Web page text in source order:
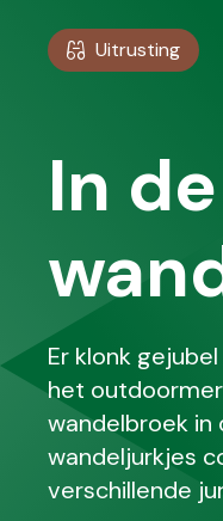
Uitrusting
In
Er klonk
het
wandelbroek in
wandeljurkjes
verschillende